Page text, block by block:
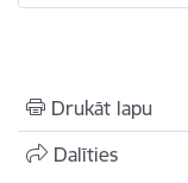
Drukāt lapu
Dalīties